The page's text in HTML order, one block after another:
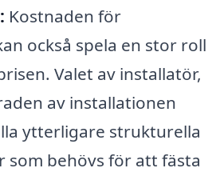
Kostnaden för
också spela en stor roll
Valet av installatör,
av installationen
ytterligare strukturella
behövs för att fästa